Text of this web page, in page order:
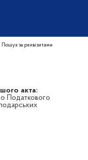
Пошук за реквізитами
акта:
Податкового